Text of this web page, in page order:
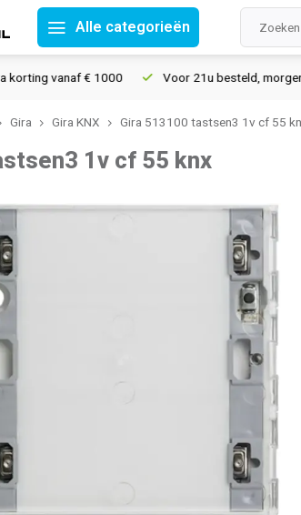
Alle categorieën
vanaf € 1000 Voor 21u besteld, morgen in
Gira Gira KNX Gira 513100 tastsen3 1v cf 55
1v cf 55 knx